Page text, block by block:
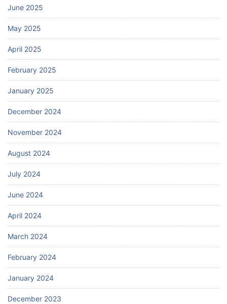
June 2025
May 2025
April 2025
February 2025
January 2025
December 2024
November 2024
August 2024
July 2024
June 2024
April 2024
March 2024
February 2024
January 2024
December 2023